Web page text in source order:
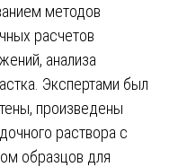
методов
расчетов
анализа
Экспертами был
произведены
раствора с
образцов для